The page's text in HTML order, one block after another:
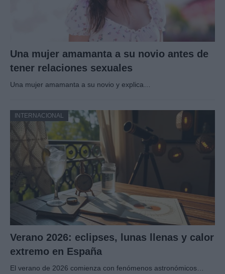
Una mujer amamanta a su novio antes de
tener relaciones sexuales
Una mujer amamanta a su novio y explica…
INTERNACIONAL
Verano 2026: eclipses, lunas llenas y calor
extremo en España
El verano de 2026 comienza con fenómenos astronómicos…